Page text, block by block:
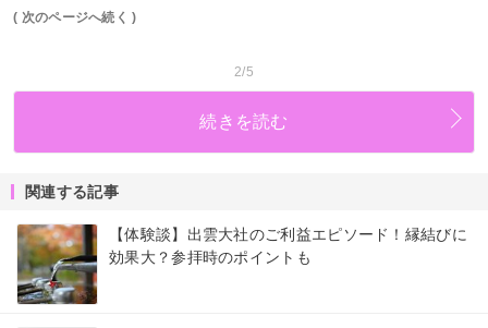
( 次のページへ続く )
2/5
続きを読む
関連する記事
【体験談】出雲大社のご利益エピソード！縁結びに
効果大？参拝時のポイントも